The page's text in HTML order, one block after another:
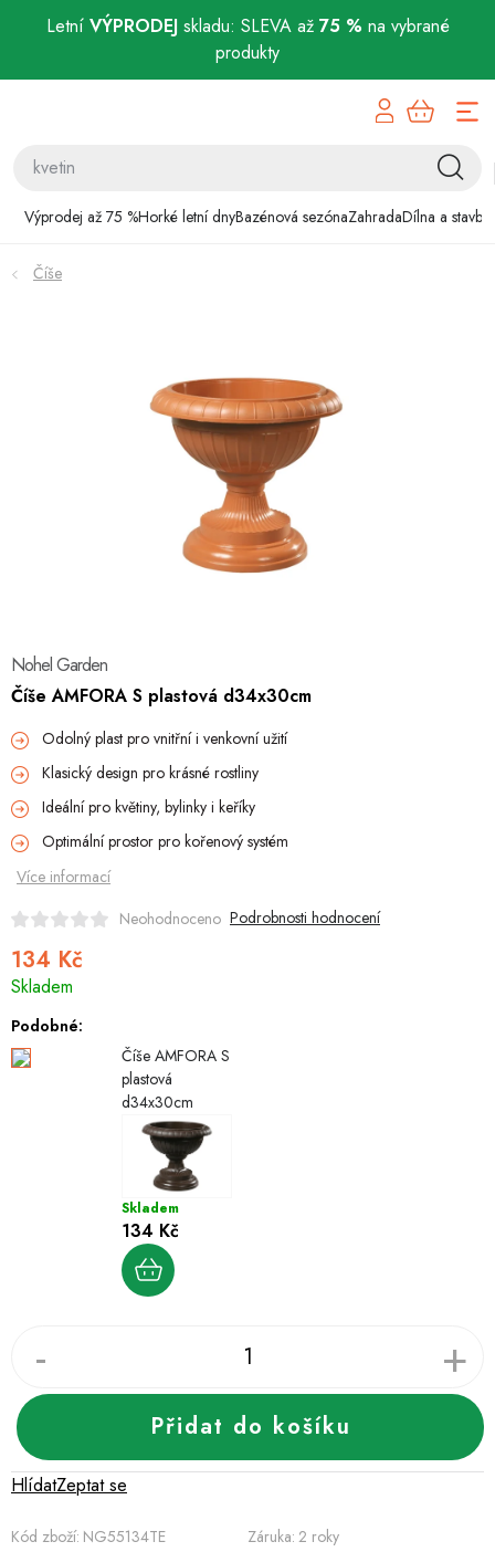
Letní VÝPRODEJskladu: SLEVA až 75 % na vybrané
produkty
Výprodej až 75 %Horké letní dnyBazénová sezónaZahradaDílna a stavba
Bazénová sezóna
Chovatelské potřeby
Dětské zboží a hračky
World Cleanup Day
Akční ceny
Půjčovna Kontaktuje nás
Obchodní podmínky
Vrácení a reklamace
Podmínky ochrany osobních údajů
Obchodní podmínky pro podnikatele
Způsob doručení a platby
Zásady používání cookies
Číše
134 Kč
Skladem
Podobné:
Číše AMFORA S
plastová
d34x30cm
Skladem
134 Kč
Přidat do košíku
Kód zboží: NG55134TE Záruka: 2 roky
Zeptat se
Hlídat
Nohel Garden
Číše AMFORA S plastová d34x30cm
Odolný plast pro vnitřní i venkovní užití
Klasický design pro krásné rostliny
Ideální pro květiny, bylinky i keříky
Optimální prostor pro kořenový systém
Více informací
Neohodnoceno Podrobnosti hodnocení